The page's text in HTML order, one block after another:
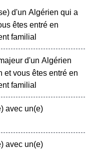
d'un Algérien qui a
êtes entré en
familial
d'un Algérien
et vous êtes entré en
familial
avec un(e)
avec un(e)